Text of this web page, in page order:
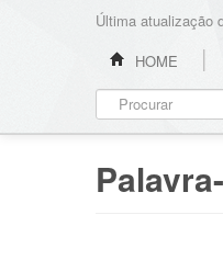
Última atualização
HOME